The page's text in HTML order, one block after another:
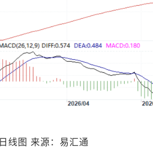
日线图 来源：易汇通